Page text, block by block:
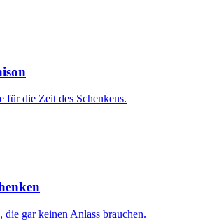
für die Zeit des Schenkens.
die gar keinen Anlass brauchen.